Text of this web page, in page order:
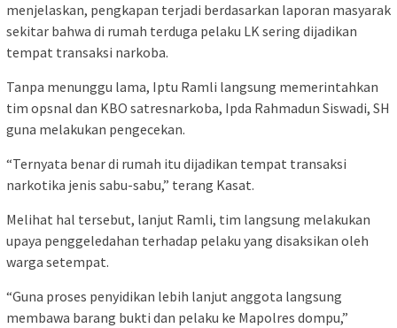
menjelaskan, pengkapan terjadi berdasarkan laporan masyarak
sekitar bahwa di rumah terduga pelaku LK sering dijadikan
tempat transaksi narkoba.
Tanpa menunggu lama, Iptu Ramli langsung memerintahkan
tim opsnal dan KBO satresnarkoba, Ipda Rahmadun Siswadi, SH
guna melakukan pengecekan.
“Ternyata benar di rumah itu dijadikan tempat transaksi
narkotika jenis sabu-sabu,” terang Kasat.
Melihat hal tersebut, lanjut Ramli, tim langsung melakukan
upaya penggeledahan terhadap pelaku yang disaksikan oleh
warga setempat.
“Guna proses penyidikan lebih lanjut anggota langsung
membawa barang bukti dan pelaku ke Mapolres dompu,”